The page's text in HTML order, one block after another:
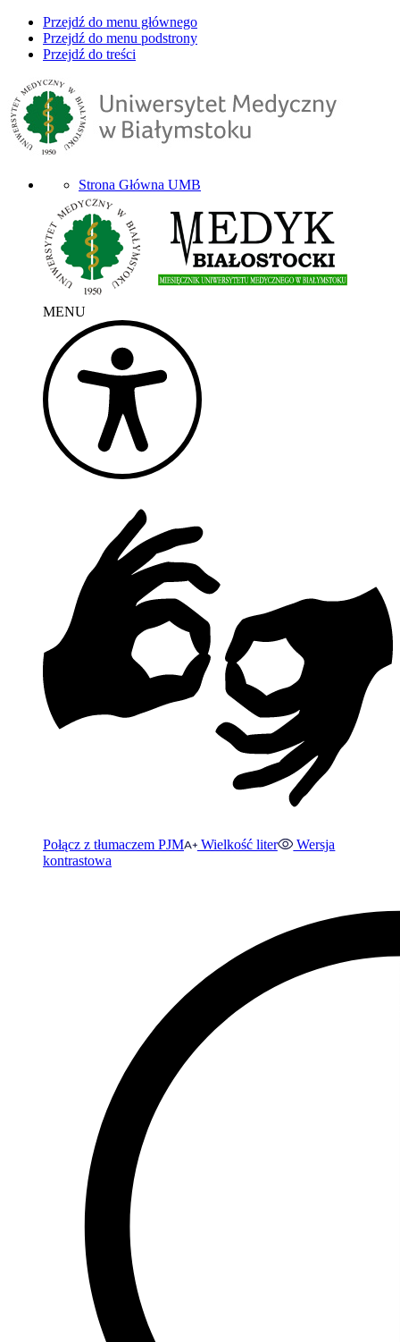
Przejdź do menu głównego
Przejdź do menu podstrony
Przejdź do treści
Strona Główna UMB
MENU
Połącz z tłumaczem PJM Wielkość liter
Wersja
kontrastowa